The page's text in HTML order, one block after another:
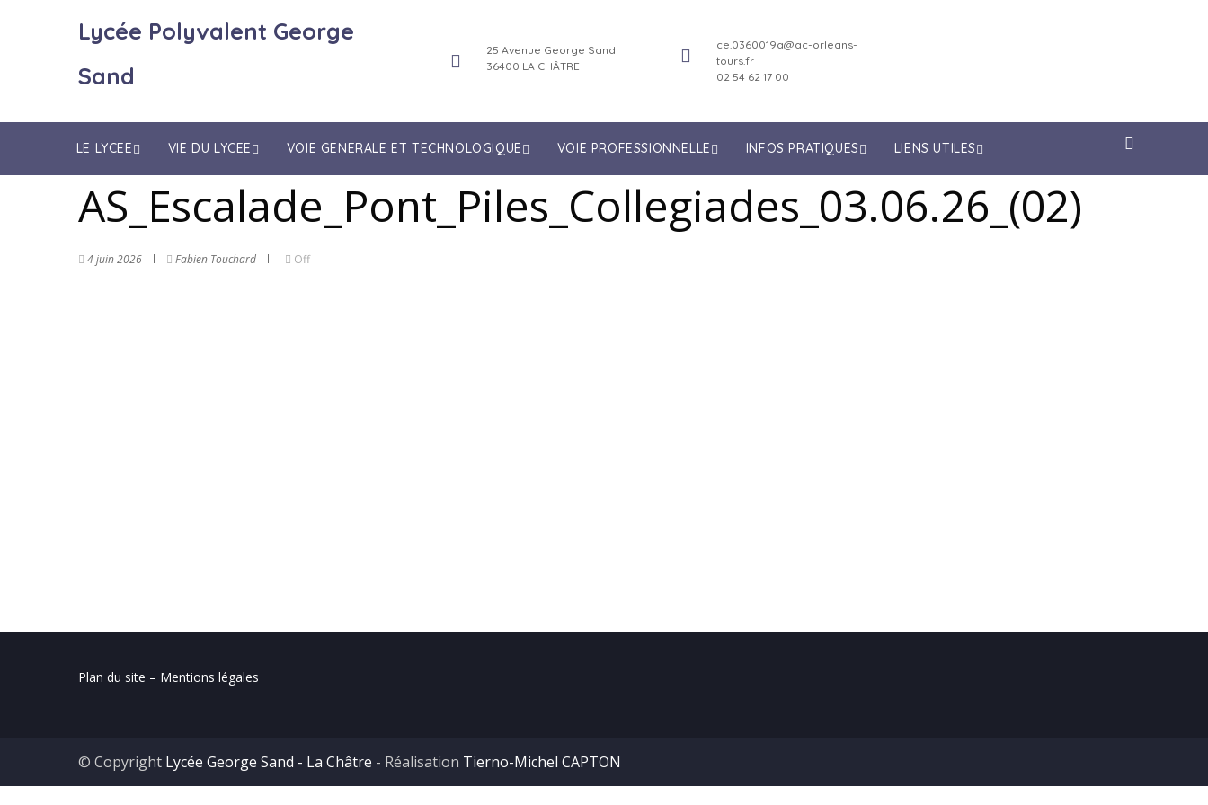
Lycée Polyvalent George
Sand
25 Avenue George Sand
36400 LA CHÂTRE
ce.0360019a@ac-orleans-
tours.fr
02 54 62 17 00
LE LYCEE VIE DU LYCEE VOIE GENERALE ET TECHNOLOGIQUE VOIE PROFESSIONNELLE INFOS PRATIQUES LIENS UTILES
AS_Escalade_Pont_Piles_Collegiades_03.06.26_(02)
4 juin 2026 Fabien Touchard Off
Plan du site – Mentions légales
© Copyright Lycée George Sand - La Châtre - Réalisation Tierno-Michel CAPTON